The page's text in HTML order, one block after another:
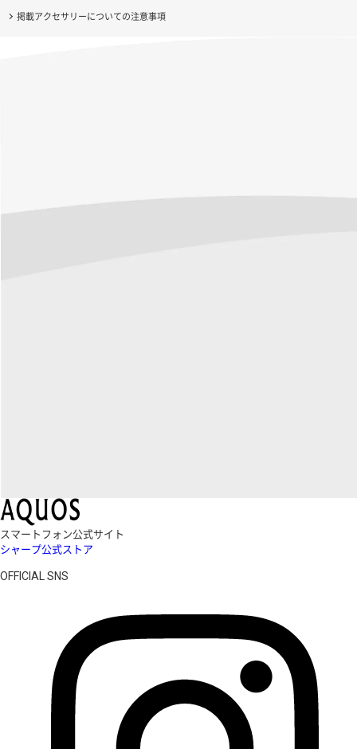
掲載アクセサリーについての注意事項
スマートフォン公式サイト
シャープ公式ストア
OFFICIAL SNS